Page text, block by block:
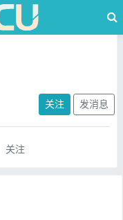
关注 发消息
关注